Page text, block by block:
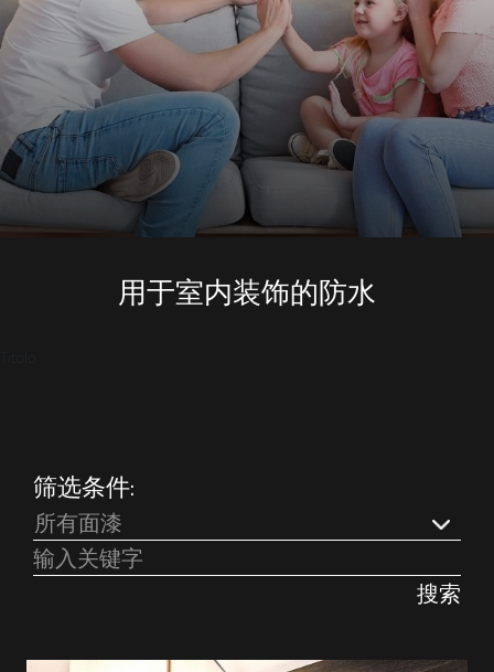
用于室内装饰的防水
筛选条件:
所有面漆
搜索